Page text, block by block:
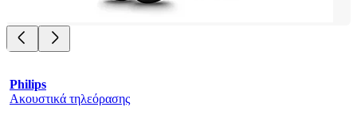
Philips
Ακουστικά τηλεόρασης